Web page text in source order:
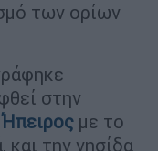
των ορίων
στην
με το
την νησίδα